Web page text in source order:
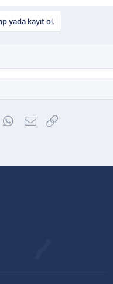
yada kayıt ol.
WhatsApp
E-posta